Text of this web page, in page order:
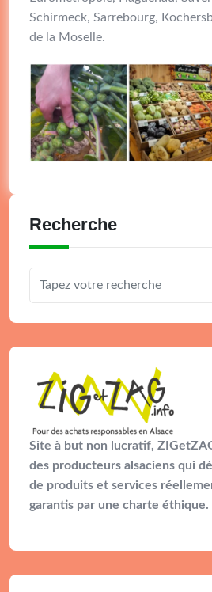
Schirmeck, Sarrebourg,
de la Moselle.
Recherche
Site à but non lucratif,
des producteurs alsaciens qui
de produits et services
garantis par une charte éthique.